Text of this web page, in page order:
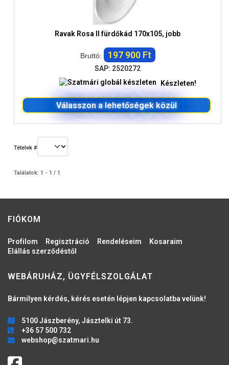
Ravak Rosa II fürdőkád 170x105, jobb
Bruttó: 197 900 Ft
SAP: 2520272
Készleten!
Válasszon a lehetőségek közül
Tételek #
Találatok: 1 - 1 / 1
FIÓKOM
Profilom Regisztráció Rendeléseim
Kosaraim
Elállás szerződéstől
WEBÁRUHÁZ, ÜGYFÉLSZOLGÁLAT
Bármilyen kérdés, kérés esetén lépjen kapcsolatba velünk!
5100 Jászberény, Jásztelki út 73.
+36 57 500 732
webshop@szatmari.hu